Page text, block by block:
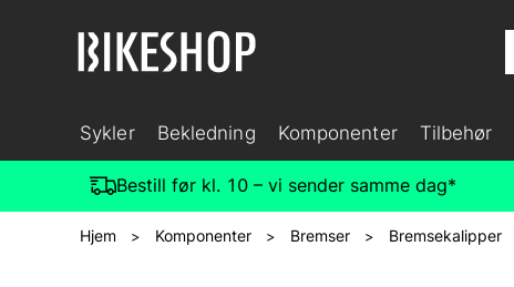
Sykler Bekledning Komponenter Tilbehør
Bestill før kl. 10 – vi sender samme dag*
Hjem > Komponenter > Bremser > Bremsekalipper